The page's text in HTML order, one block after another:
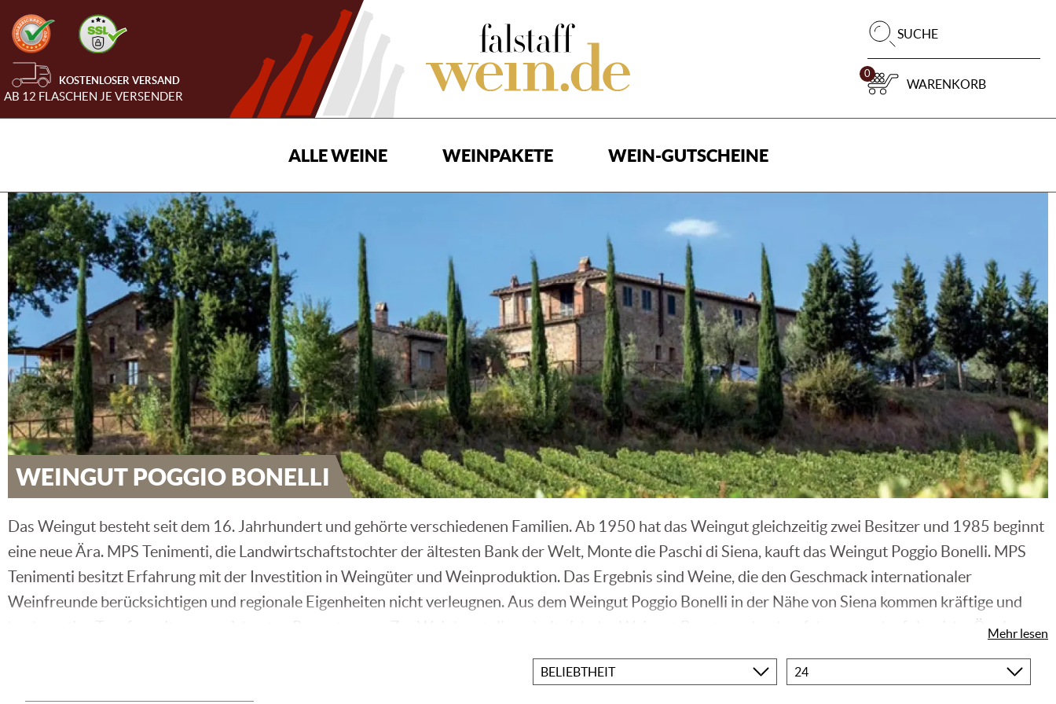
KOSTENLOSER VERSAND
AB 12 FLASCHEN JE VERSENDER
SUCHE
0
WARENKORB
ALLE WEINE WEINPAKETE WEIN-GUTSCHEINE
WEINGUT POGGIO BONELLI
Das Weingut besteht seit dem 16. Jahrhundert und gehörte verschiedenen Familien. Ab 1950 hat das Weingut gleichzeitig zwei Besitzer und 1985 beginnt
eine neue Ära. MPS Tenimenti, die Landwirtschaftstochter der ältesten Bank der Welt, Monte die Paschi di Siena, kauft das Weingut Poggio Bonelli. MPS
Tenimenti besitzt Erfahrung mit der Investition in Weingüter und Weinproduktion. Das Ergebnis sind Weine, die den Geschmack internationaler
Weinfreunde berücksichtigen und regionale Eigenheiten nicht verleugnen. Aus dem Weingut Poggio Bonelli in der Nähe von Siena kommen kräftige und
hochwertige Tropfen mit ausgezeichneten Bewertungen. Zur Weinherstellung holt sich das Weingut Beratung durch erfahrene und erfolgreiche Önologen.
Mehr lesen
Sortieren
Produkte